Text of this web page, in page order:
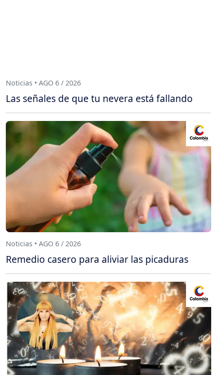
Noticias • AGO 6 / 2026
Las señales de que tu nevera está fallando
Noticias • AGO 6 / 2026
Remedio casero para aliviar las picaduras